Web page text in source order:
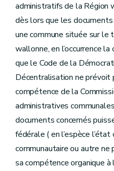
administratifs de la
dès lors que les
une commune située sur le
wallonne, en l’occurrence
que le Code de la
Décentralisation ne prévoit
compétence de la
administratives
documents concernés
fédérale ( en l’espèce
communautaire ou autre ne
sa compétence organique à